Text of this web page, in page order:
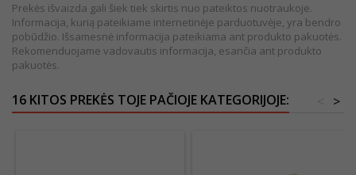
Prekės išvaizda gali šiek tiek skirtis nuo pateiktos nuotraukoje.
Informacija, kurią pateikiame internetinėje parduotuvėje, yra bendro
pobūdžio. Išsamesnė informacija pateikiama ant produkto pakuotės.
Rekomenduojame vadovautis informacija, esančia ant produkto
pakuotės.
16 KITOS PREKĖS TOJE PAČIOJE KATEGORIJOJE: >